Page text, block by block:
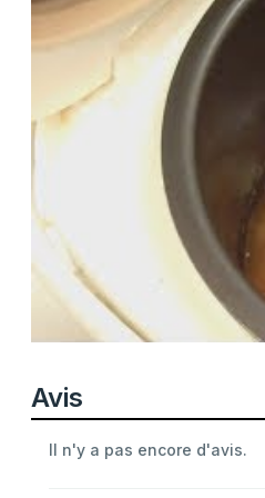
Avis
Il n'y a pas encore d'avis.